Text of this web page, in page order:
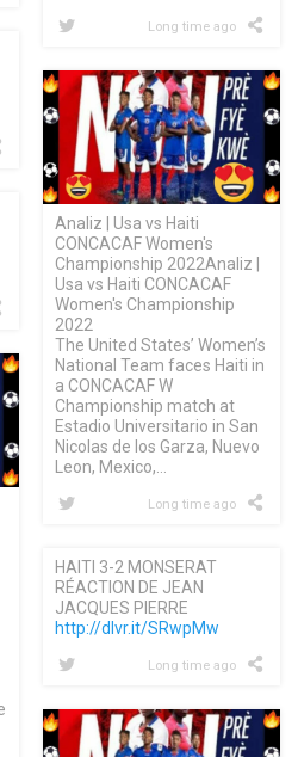
Long time ago
Analiz | Usa vs Haiti
CONCACAF Women's
Championship 2022Analiz |
Usa vs Haiti CONCACAF
Women's Championship
2022
The United States’ Women’s
National Team faces Haiti in
a CONCACAF W
Championship match at
Estadio Universitario in San
Nicolas de los Garza, Nuevo
Leon, Mexico,…
Long time ago
HAITI 3-2 MONSERAT
RÉACTION DE JEAN
JACQUES PIERRE
http://dlvr.it/SRwpMw
Long time ago